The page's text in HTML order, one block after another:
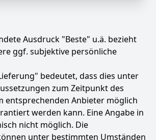
Kriterien.
Hersteller Gewicht
Nexen 9,61 kg
16683 €
Anzeigen
Ausdruck "Beste" u.ä. bezieht
ggf. subjektive persönliche
bedeutet, dass dies unter
zum Zeitpunkt des
entsprechenden Anbieter möglich
werden kann. Eine Angabe in
nicht möglich. Die
unter bestimmten Umständen